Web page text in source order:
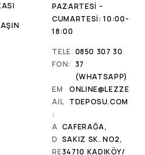
PAZARTESI -
CUMARTESI: 10:00-
18:00
TELE
FON:
0850 307 30
37
(WHATSAPP)
EM
AIL
:
ONLINE@LEZZE
TDEPOSU.COM
A
D
RE
CAFERAĞA,
SAKIZ SK. NO2,
34710 KADIKÖY/